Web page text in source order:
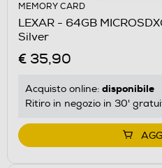
MEMORY CARD
LEXAR - 64GB
Silver
€ 35,90
Acquisto online: disponibile
Ritiro in negozio in 30'